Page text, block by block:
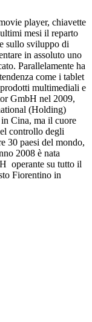
player, chiavette
mesi il reparto
sullo sviluppo di
in assoluto uno
Parallelamente ha
come i tablet
multimediali e
GmbH nel 2009,
(Holding)
Cina, ma il cuore
controllo degli
30 paesi del mondo,
2008 è nata
operante su tutto il
Fiorentino in